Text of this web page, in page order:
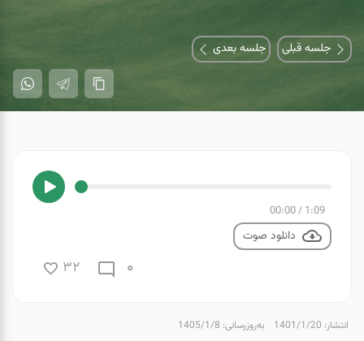
جلسه قبلی جلسه بعدی
1:09
/
00:00
دانلود صوت
0
32
انتشار: 1401/1/20 به‌روزرسانی: 1405/1/8